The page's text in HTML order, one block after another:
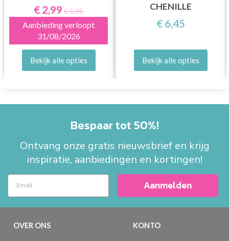
€ 2,99 € 5,95
Aanbieding verloopt
31/08/2026
Bekijk alle opties
CHENILLE
€ 6,45
Bekijk alle opties
Bespaar tot 50%!
Ontvang onze gratis nieuwsbrief en krijg
inspiratie, aanbiedingen en kortingen!
Aanmelden
OVER ONS KONTO